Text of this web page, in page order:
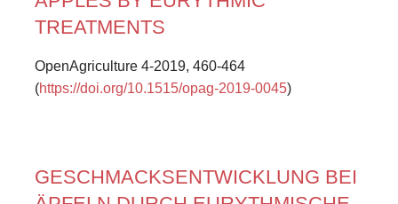
TREATMENTS
OpenAgriculture 4-2019, 460-464
(https://doi.org/10.1515/opag-2019-0045)
GESCHMACKSENTWICKLUNG BEI